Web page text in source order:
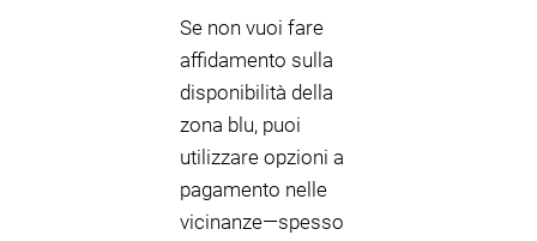
Se non vuoi fare
affidamento sulla
disponibilità della
zona blu, puoi
utilizzare opzioni a
pagamento nelle
vicinanze—spesso